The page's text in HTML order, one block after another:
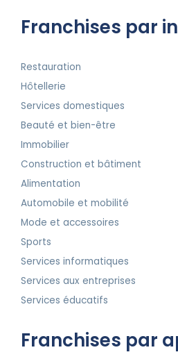
Franchises par
Restauration
Hôtellerie
Services domestiques
Beauté et bien-être
Immobilier
Construction et bâtiment
Alimentation
Automobile et mobilité
Mode et accessoires
Sports
Services informatiques
Services aux entreprises
Services éducatifs
Franchises par